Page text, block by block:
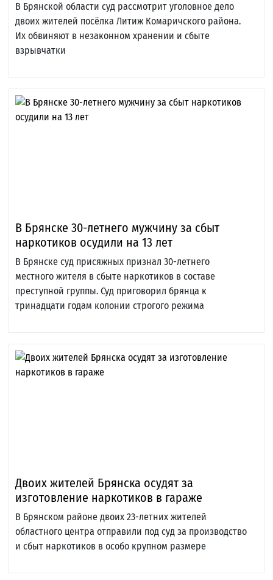
В Брянской области суд рассмотрит уголовное дело
двоих жителей посёлка Литиж Комаричского района.
Их обвиняют в незаконном хранении и сбыте
взрывчатки
В Брянске 30-летнего мужчину за сбыт
наркотиков осудили на 13 лет
В Брянске суд присяжных признал 30-летнего
местного жителя в сбыте наркотиков в составе
преступной группы. Суд приговорил брянца к
тринадцати годам колонии строгого режима
Двоих жителей Брянска осудят за
изготовление наркотиков в гараже
В Брянском районе двоих 23-летних жителей
областного центра отправили под суд за производство
и сбыт наркотиков в особо крупном размере